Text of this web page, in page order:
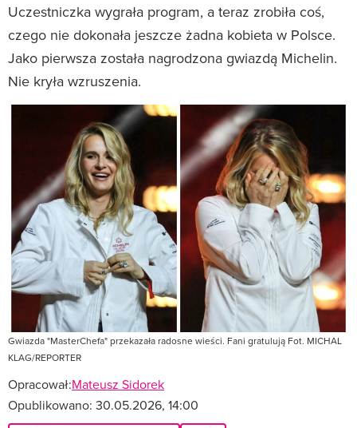
Uczestniczka wygrała program, a teraz zrobiła coś,
czego nie dokonała jeszcze żadna kobieta w Polsce.
Jako pierwsza została nagrodzona gwiazdą Michelin.
Nie kryła wzruszenia.
Gwiazda "MasterChefa" przekazała radosne wieści. Fani gratulują Fot. MICHAL
KLAG/REPORTER
Opracował:Mateusz Sidorek
Opublikowano: 30.05.2026, 14:00